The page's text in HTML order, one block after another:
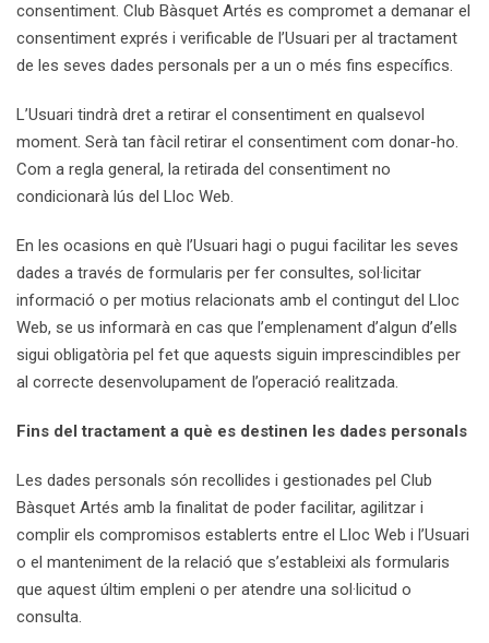
consentiment. Club Bàsquet Artés es compromet a demanar el
consentiment exprés i verificable de l’Usuari per al tractament
de les seves dades personals per a un o més fins específics.
L’Usuari tindrà dret a retirar el consentiment en qualsevol
moment. Serà tan fàcil retirar el consentiment com donar-ho.
Com a regla general, la retirada del consentiment no
condicionarà lús del Lloc Web.
En les ocasions en què l’Usuari hagi o pugui facilitar les seves
dades a través de formularis per fer consultes, sol·licitar
informació o per motius relacionats amb el contingut del Lloc
Web, se us informarà en cas que l’emplenament d’algun d’ells
sigui obligatòria pel fet que aquests siguin imprescindibles per
al correcte desenvolupament de l’operació realitzada.
Fins del tractament a què es destinen les dades personals
Les dades personals són recollides i gestionades pel Club
Bàsquet Artés amb la finalitat de poder facilitar, agilitzar i
complir els compromisos establerts entre el Lloc Web i l’Usuari
o el manteniment de la relació que s’estableixi als formularis
que aquest últim empleni o per atendre una sol·licitud o
consulta.